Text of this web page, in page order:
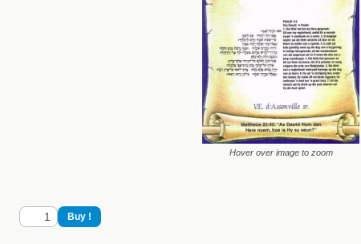
Hover over image to zoom